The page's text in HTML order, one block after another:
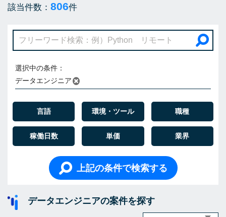
該当件数： 806件
選択中の条件：
データエンジニア
言語 環境・ツール 職種
稼働日数 単価 業界
上記の条件で検索する
データエンジニアの案件を探す